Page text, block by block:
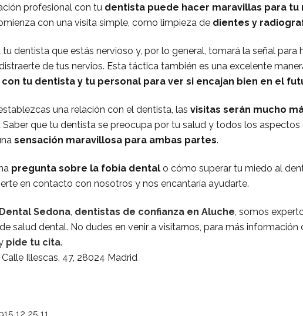
profesional con tu dentista puede hacer maravillas para tu
con una visita simple, como limpieza de dientes y
tu dentista que estás nervioso y, por lo general, tomará la señal para
de tus nervios. Esta táctica también es una excelente
tu dentista y tu personal para ver si encajan bien en el
una relación con el dentista, las visitas serán mucho
Saber que tu dentista se preocupa por tu salud y todos los aspectos
sensación maravillosa para ambas partes.
pregunta sobre la fobia dental o cómo superar tu miedo al
en contacto con nosotros y nos encantaría ayudarte.
Sedona, dentistas de confianza en Aluche, somos
salud dental. No dudes en venir a visitarnos, para más información
pide tu cita.
Calle Illescas, 47, 28024 Madrid